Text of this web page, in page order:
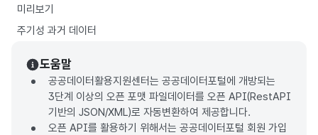
미리보기
주기성 과거 데이터
도움말
공공데이터활용지원센터는 공공데이터포털에 개방되는
3단계 이상의 오픈 포맷 파일데이터를 오픈 API(RestAPI
기반의 JSON/XML)로 자동변환하여 제공합니다.
오픈 API를 활용하기 위해서는 공공데이터포털 회원 가입